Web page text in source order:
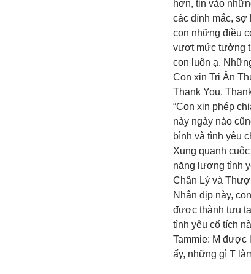
hơn, tin vào
các dính mắc, sợ
con những điều
vượt mức tưởng
con luôn ạ.
Con xin Tri Ân
Thank You.
“Con xin phép
này ngày nào
bình và tình yêu
Xung quanh
năng lượng tình
Chân Lý và
Nhân dịp này,
được thành tựu
tình yêu cổ tích
Tammie: M được
ấy, những gì T